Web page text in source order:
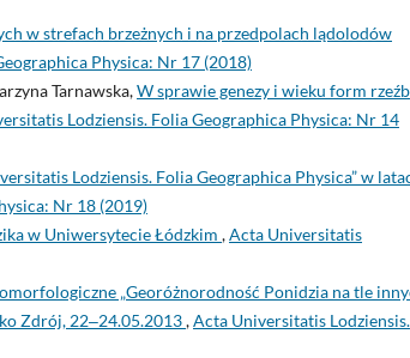
w strefach brzeżnych i na przedpolach lądolodów
Physica: Nr 17 (2018)
Tarnawska,W sprawie genezy i wieku form
Lodziensis. Folia Geographica Physica: Nr 14
Lodziensis. Folia Geographica Physica” w
Nr 18 (2019)
w Uniwersytecie Łódzkim ,Acta Universitatis
„Georóżnorodność Ponidzia na tle
Zdrój, 22‒24.05.2013,Acta Universitatis Lodziensis.